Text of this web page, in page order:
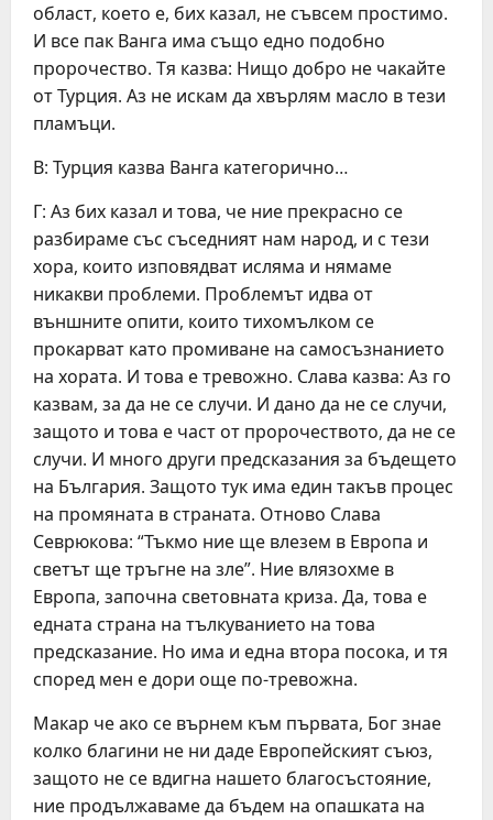
област, което е, бих казал, не съвсем простимо.
И все пак Ванга има също едно подобно
пророчество. Тя казва: Нищо добро не чакайте
от Турция. Аз не искам да хвърлям масло в тези
пламъци.
В: Турция казва Ванга категорично…
Г: Аз бих казал и това, че ние прекрасно се
разбираме със съседният нам народ, и с тези
хора, които изповядват исляма и нямаме
никакви проблеми. Проблемът идва от
външните опити, които тихомълком се
прокарват като промиване на самосъзнанието
на хората. И това е тревожно. Слава казва: Аз го
казвам, за да не се случи. И дано да не се случи,
защото и това е част от пророчеството, да не се
случи. И много други предсказания за бъдещето
на България. Защото тук има един такъв процес
на промяната в страната. Отново Слава
Севрюкова: “Тъкмо ние ще влезем в Европа и
светът ще тръгне на зле”. Ние влязохме в
Европа, започна световната криза. Да, това е
едната страна на тълкуванието на това
предсказание. Но има и една втора посока, и тя
според мен е дори още по-тревожна.
Макар че ако се върнем към първата, Бог знае
колко благини не ни даде Европейският съюз,
защото не се вдигна нашето благосъстояние,
ние продължаваме да бъдем на опашката на